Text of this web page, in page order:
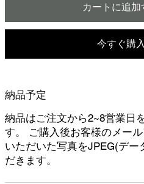
カートに追加
今すぐ購入
納品予定
納品はご注文から2~8営業日
す。 ご購入後お客様のメー
いただいた写真をJPEG(デー
だきます。